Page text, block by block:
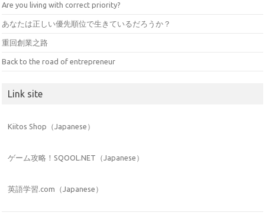
Are you living with correct priority?
あなたは正しい優先順位で生きているだろうか？
重回創業之路
Back to the road of entrepreneur
Link site
Kiitos Shop（Japanese）
ゲーム攻略！SQOOL.NET（Japanese）
英語学習.com（Japanese）